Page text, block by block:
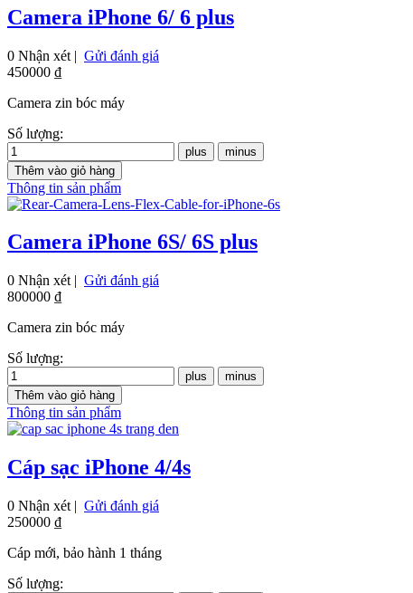
Camera iPhone 6/ 6 plus
0 Nhận xét | Gửi đánh giá
450000 ₫
Camera zin bóc máy
Số lượng:
Thông tin sản phẩm
Camera iPhone 6S/ 6S plus
0 Nhận xét | Gửi đánh giá
800000 ₫
Camera zin bóc máy
Số lượng:
Thông tin sản phẩm
Cáp sạc iPhone 4/4s
0 Nhận xét | Gửi đánh giá
250000 ₫
Cáp mới, bảo hành 1 tháng
Số lượng: